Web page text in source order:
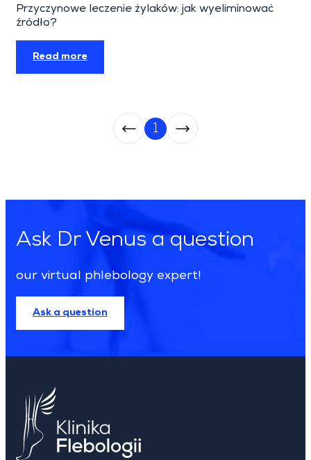
Przyczynowe leczenie żylaków: jak wyeliminować
źródło?
Read more
Archive
1
Ask Dr Venus a question
our virtual phlebology expert!
Ask a question